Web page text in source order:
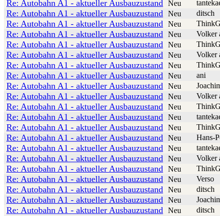
Re: Autobahn A1 - aktueller Ausbauzustand Neu
Re: Autobahn A1 - aktueller Ausbauzustand Neu ditsch
Re: Autobahn A1 - aktueller Ausbauzustand Neu
Re: Autobahn A1 - aktueller Ausbauzustand Neu Volker
Re: Autobahn A1 - aktueller Ausbauzustand Neu
Re: Autobahn A1 - aktueller Ausbauzustand Neu Volker
Re: Autobahn A1 - aktueller Ausbauzustand Neu
Re: Autobahn A1 - aktueller Ausbauzustand Neu ani
Re: Autobahn A1 - aktueller Ausbauzustand Neu
Re: Autobahn A1 - aktueller Ausbauzustand Neu Volker
Re: Autobahn A1 - aktueller Ausbauzustand Neu
Re: Autobahn A1 - aktueller Ausbauzustand Neu
Re: Autobahn A1 - aktueller Ausbauzustand Neu
Re: Autobahn A1 - aktueller Ausbauzustand Neu Hans-
Re: Autobahn A1 - aktueller Ausbauzustand Neu
Re: Autobahn A1 - aktueller Ausbauzustand Neu Volker
Re: Autobahn A1 - aktueller Ausbauzustand Neu
Re: Autobahn A1 - aktueller Ausbauzustand Neu Verso
Re: Autobahn A1 - aktueller Ausbauzustand Neu ditsch
Re: Autobahn A1 - aktueller Ausbauzustand Neu
Re: Autobahn A1 - aktueller Ausbauzustand Neu ditsch